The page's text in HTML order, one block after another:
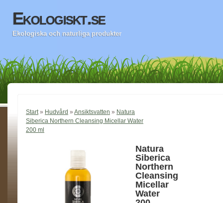
Ekologiskt.se
Ekologiska och naturliga produkter
Start» Hudvård » Ansiktsvatten » Natura
Siberica Northern Cleansing Micellar Water
200 ml
Natura
Siberica
Northern
Cleansing
Micellar
Water